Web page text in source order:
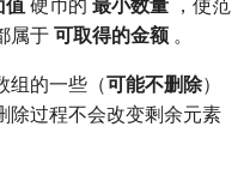
值 硬币的 最小数量 ，使范
属于 可取得的金额 。
组的一些（可能不删除）
除过程不会改变剩余元素